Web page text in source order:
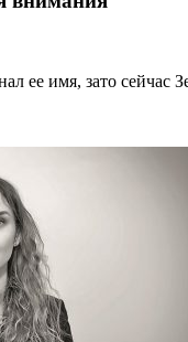
ее имя, зато